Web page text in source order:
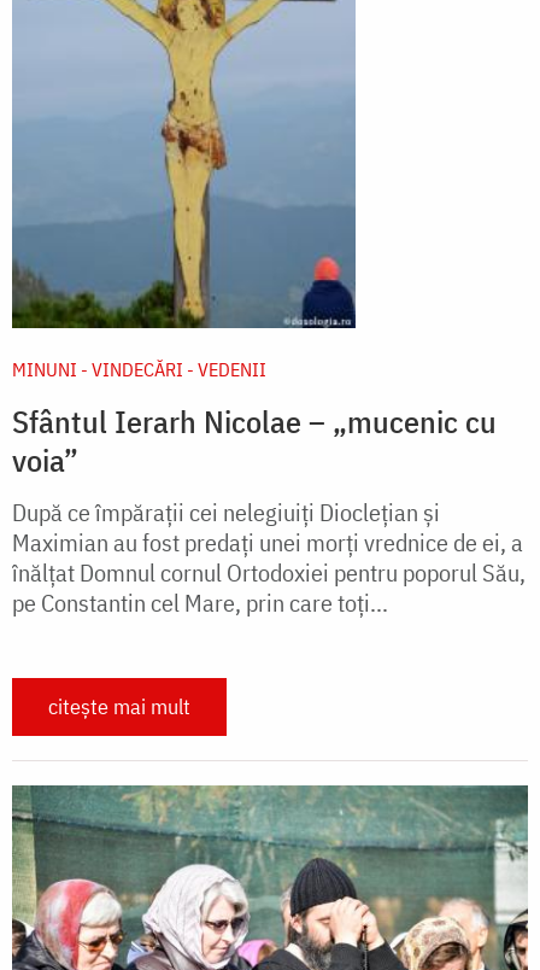
MINUNI - VINDECĂRI - VEDENII
Sfântul Ierarh Nicolae – „mucenic cu
voia”
După ce împărații cei nelegiuiți Dioclețian și
Maximian au fost predați unei morți vrednice de ei, a
înălțat Domnul cornul Ortodoxiei pentru poporul Său,
pe Constantin cel Mare, prin care toți...
citește mai mult